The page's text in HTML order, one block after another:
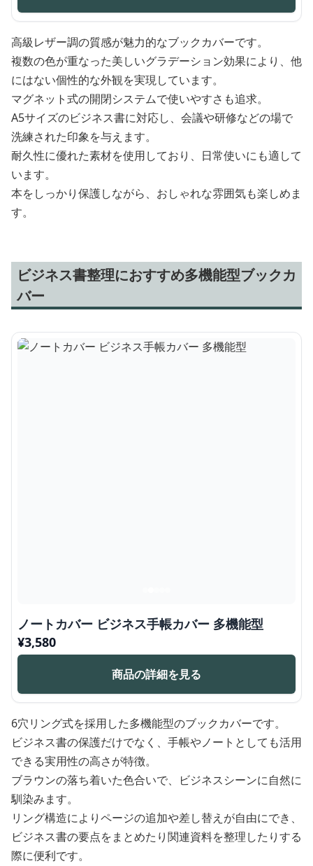
高級レザー調の質感が魅力的なブックカバーです。
複数の色が重なった美しいグラデーション効果により、他
にはない個性的な外観を実現しています。
マグネット式の開閉システムで使いやすさも追求。
A5サイズのビジネス書に対応し、会議や研修などの場で
洗練された印象を与えます。
耐久性に優れた素材を使用しており、日常使いにも適して
います。
本をしっかり保護しながら、おしゃれな雰囲気も楽しめま
す。
ビジネス書整理におすすめ多機能型ブックカ
バー
ノートカバー ビジネス手帳カバー 多機能型
¥3,580
商品の詳細を見る
6穴リング式を採用した多機能型のブックカバーです。
ビジネス書の保護だけでなく、手帳やノートとしても活用
できる実用性の高さが特徴。
ブラウンの落ち着いた色合いで、ビジネスシーンに自然に
馴染みます。
リング構造によりページの追加や差し替えが自由にでき、
ビジネス書の要点をまとめたり関連資料を整理したりする
際に便利です。